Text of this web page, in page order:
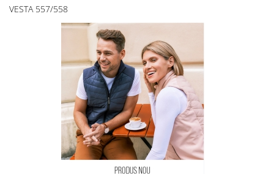
VESTA 557/558